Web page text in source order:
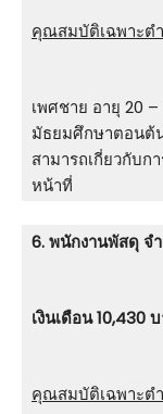
คุณสมบัติเฉพาะต
เพศชาย อายุ 20
มัธยมศึกษาตอนต้
สามารถเกี่ยวกับก
หน้าที่
6. พนักงานพัสดุ จ
เงินเดือน 10,430
คุณสมบัติเฉพาะต